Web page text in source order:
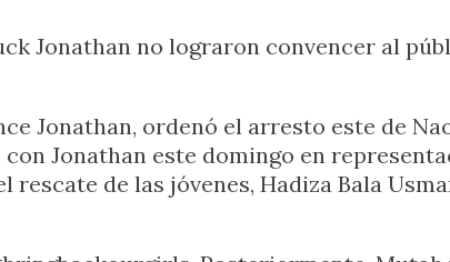
Jonathan no lograron convencer al
Jonathan, ordenó el arresto este de
Jonathan este domingo en
de las jóvenes, Hadiza Bala